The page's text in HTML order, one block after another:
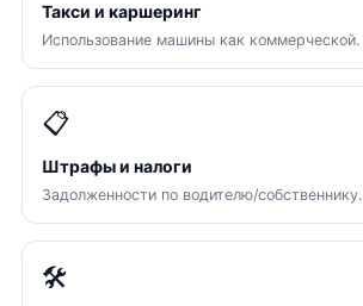
Такси и каршеринг
Использование машины как коммерческой.
📋
Штрафы и налоги
Задолженности по водителю/собственнику.
🛠